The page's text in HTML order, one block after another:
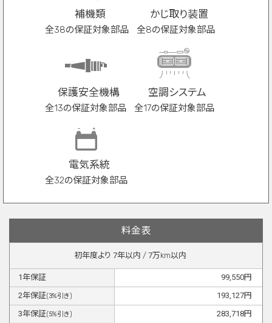
補機類
全38の保証対象部品
かじ取り装置
全8の保証対象部品
保護安全機構
全13の保証対象部品
空調システム
全17の保証対象部品
電気系統
全32の保証対象部品
料金表
初年度より 7年以内 / 7万km以内
1年保証 99,550円
2年保証(3%引き) 193,127円
3年保証(5%引き) 283,718円